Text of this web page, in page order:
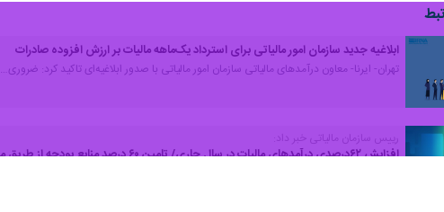
ابلاغیه جدید سازمان امور مالیاتی برای استرداد یک‌ماهه مالیات بر ارزش افزوده صادرات
تهران- ایرنا- معاون درآمدهای مالیاتی سازمان امور مالیاتی با صدور ابلاغیه‌ای تاکید کرد: ضروری…
رییس سازمان مالیاتی خبر داد:
افزایش ۶۲درصدی درآمدهای مالیات در سال جاری/ تامین ۶۰ درصد منابع بودجه از طریق مالیات